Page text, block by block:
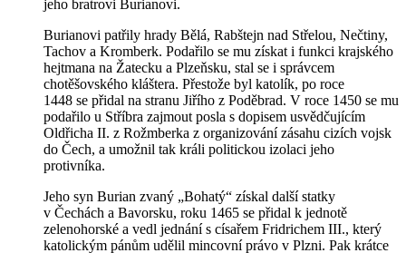
jeho bratrovi Burianovi.
Burianovi patřily hrady Bělá, Rabštejn nad Střelou, Nečtiny,
Tachov a Kromberk. Podařilo se mu získat i funkci krajského
hejtmana na Žatecku a Plzeňsku, stal se i správcem
chotěšovského kláštera. Přestože byl katolík, po roce
1448 se přidal na stranu Jiřího z Poděbrad. V roce 1450 se mu
podařilo u Stříbra zajmout posla s dopisem usvědčujícím
Oldřicha II. z Rožmberka z organizování zásahu cizích vojsk
do Čech, a umožnil tak králi politickou izolaci jeho
protivníka.
Jeho syn Burian zvaný „Bohatý“ získal další statky
v Čechách a Bavorsku, roku 1465 se přidal k jednotě
zelenohorské a vedl jednání s císařem Fridrichem III., který
katolickým pánům udělil mincovní právo v Plzni. Pak krátce